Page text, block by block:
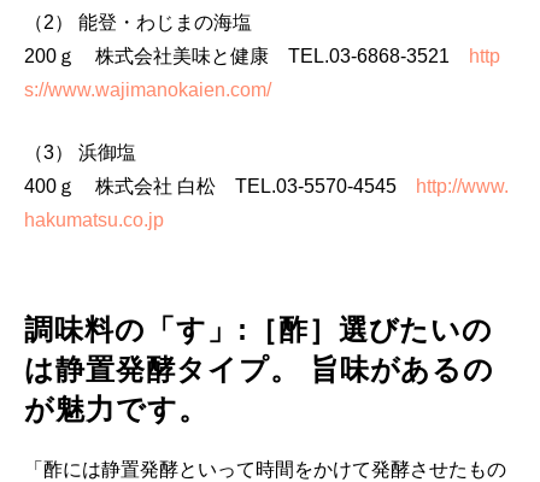
（2） 能登・わじまの海塩
200ｇ 株式会社美味と健康 TEL.03-6868-3521
http
s://www.wajimanokaien.com/
（3） 浜御塩
400ｇ 株式会社 白松 TEL.03-5570-4545
http://www.
hakumatsu.co.jp
調味料の「す」:［酢］選びたいの
は静置発酵タイプ。 旨味があるの
が魅力です。
「酢には静置発酵といって時間をかけて発酵させたもの